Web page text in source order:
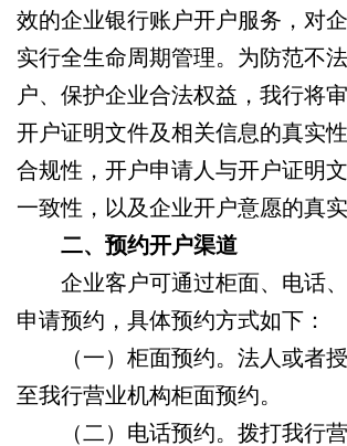
效的企业银行账户开户服务，对
实行全生命周期管理。为防范不
户、保护企业合法权益，我行将
开户证明文件及相关信息的真实性
合规性，开户申请人与开户证明
一致性，以及企业开户意愿的真实
二、 预约开户渠道
企业客户可通过柜面、电话
申请预约，具体预约方式如下：
（一） 柜面预约。法人或者
至我行营业机构柜面预约。
（二） 电话预约。拨打我行